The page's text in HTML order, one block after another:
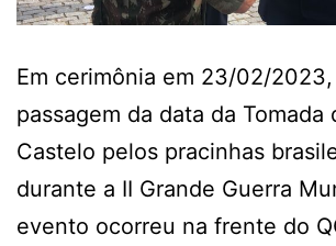
Em cerimônia em 23/02/
passagem da data da Tomada
Castelo pelos pracinhas
durante a II Grande Guerra
evento ocorreu na frente do